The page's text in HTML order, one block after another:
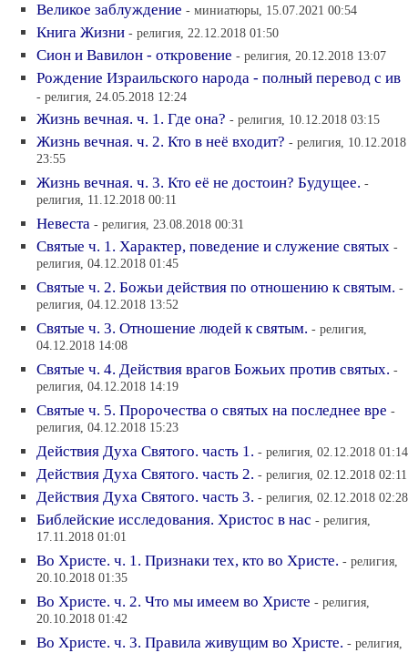
Великое заблуждение - миниатюры, 15.07.2021 00:54
Книга Жизни - религия, 22.12.2018 01:50
Сион и Вавилон - откровение - религия, 20.12.2018 13:07
Рождение Израильского народа - полный перевод с ив
- религия, 24.05.2018 12:24
Жизнь вечная. ч. 1. Где она? - религия, 10.12.2018 03:15
Жизнь вечная. ч. 2. Кто в неё входит? - религия, 10.12.2018
23:55
Жизнь вечная. ч. 3. Кто её не достоин? Будущее. -
религия, 11.12.2018 00:11
Невеста - религия, 23.08.2018 00:31
Святые ч. 1. Характер, поведение и служение святых -
религия, 04.12.2018 01:45
Святые ч. 2. Божьи действия по отношению к святым. -
религия, 04.12.2018 13:52
Святые ч. 3. Отношение людей к святым. - религия,
04.12.2018 14:08
Святые ч. 4. Действия врагов Божьих против святых. -
религия, 04.12.2018 14:19
Святые ч. 5. Пророчества о святых на последнее вре -
религия, 04.12.2018 15:23
Действия Духа Святого. часть 1. - религия, 02.12.2018 01:14
Действия Духа Святого. часть 2. - религия, 02.12.2018 02:11
Действия Духа Святого. часть 3. - религия, 02.12.2018 02:28
Библейские исследования. Христос в нас - религия,
17.11.2018 01:01
Во Христе. ч. 1. Признаки тех, кто во Христе. - религия,
20.10.2018 01:35
Во Христе. ч. 2. Что мы имеем во Христе - религия,
20.10.2018 01:42
Во Христе. ч. 3. Правила живущим во Христе. - религия,